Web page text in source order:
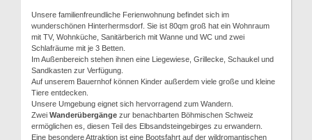
Unsere familienfreundliche Ferienwohnung befindet sich im
wunderschönen Hinterhermsdorf. Sie ist 80qm groß hat ein Wohnraum
mit TV, Wohnküche, Sanitärberich mit Wanne und WC und zwei
Schlafräume mit je 3 Betten.
Im Außenbereich stehen ihnen eine Liegewiese, Grillecke, Schaukel und
Sandkasten zur Verfügung.
Auf unserem Bauernhof können Kinder außerdem viele große und kleine
Tiere entdecken.
Unsere Umgebung eignet sich hervorragend zum Wandern.
Zwei Wanderübergänge zur benachbarten Böhmischen Schweiz
ermöglichen es, diesen Teil des Elbsandsteingebirges zu erwandern.
Eine besondere Attraktion ist eine Bootsfahrt auf der wildromantischen